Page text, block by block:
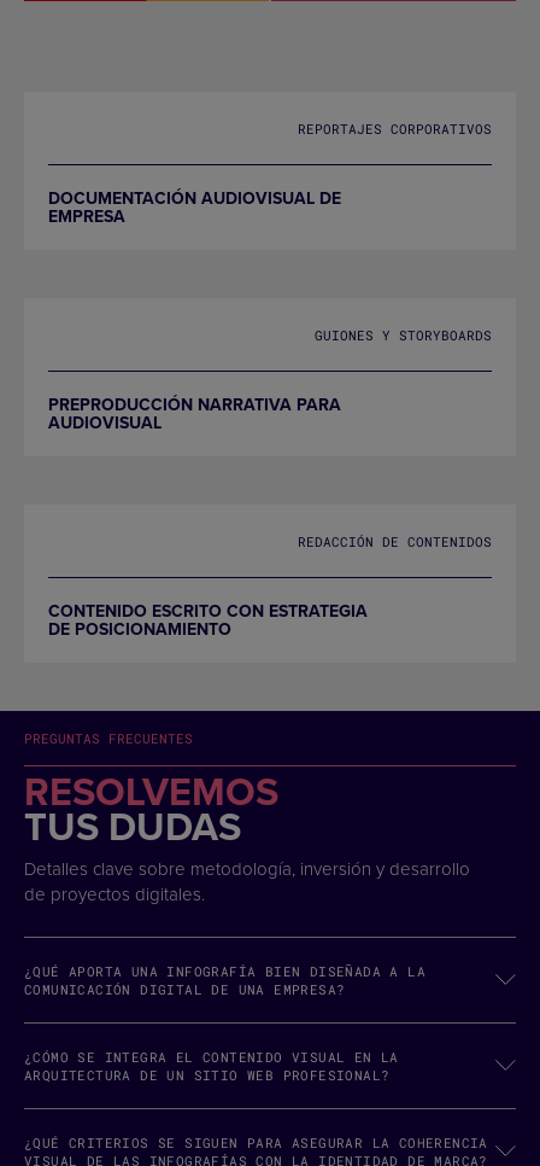
REPORTAJES CORPORATIVOS
DOCUMENTACIÓN AUDIOVISUAL DE
EMPRESA
GUIONES Y STORYBOARDS
PREPRODUCCIÓN NARRATIVA PARA
AUDIOVISUAL
REDACCIÓN DE CONTENIDOS
CONTENIDO ESCRITO CON ESTRATEGIA
DE POSICIONAMIENTO
PREGUNTAS FRECUENTES
RESOLVEMOS
TUS DUDAS
Detalles clave sobre metodología, inversión y desarrollo
de proyectos digitales.
¿QUÉ APORTA UNA INFOGRAFÍA BIEN DISEÑADA A LA
COMUNICACIÓN DIGITAL DE UNA EMPRESA?
¿CÓMO SE INTEGRA EL CONTENIDO VISUAL EN LA
ARQUITECTURA DE UN SITIO WEB PROFESIONAL?
¿QUÉ CRITERIOS SE SIGUEN PARA ASEGURAR LA COHERENCIA
VISUAL DE LAS INFOGRAFÍAS CON LA IDENTIDAD DE MARCA?